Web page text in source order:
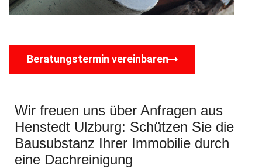
Beratungstermin vereinbaren
Wir freuen uns über Anfragen aus
Henstedt Ulzburg: Schützen Sie die
Bausubstanz Ihrer Immobilie durch
eine Dachreinigung